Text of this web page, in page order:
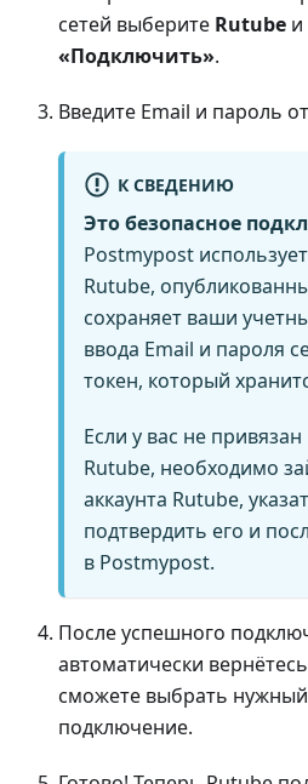
сетей выберите Rutube
«Подключить».
Введите Email и пароль
К СВЕДЕНИЮ
Это безопасное
Postmypost
Rutube,
сохраняет ваши
ввода Email и пароля
токен, который
Если у вас не привязан
Rutube, необходимо
аккаунта Rutube,
подтвердить его и
в Postmypost.
После успешного
автоматически
сможете выбрать
подключение.